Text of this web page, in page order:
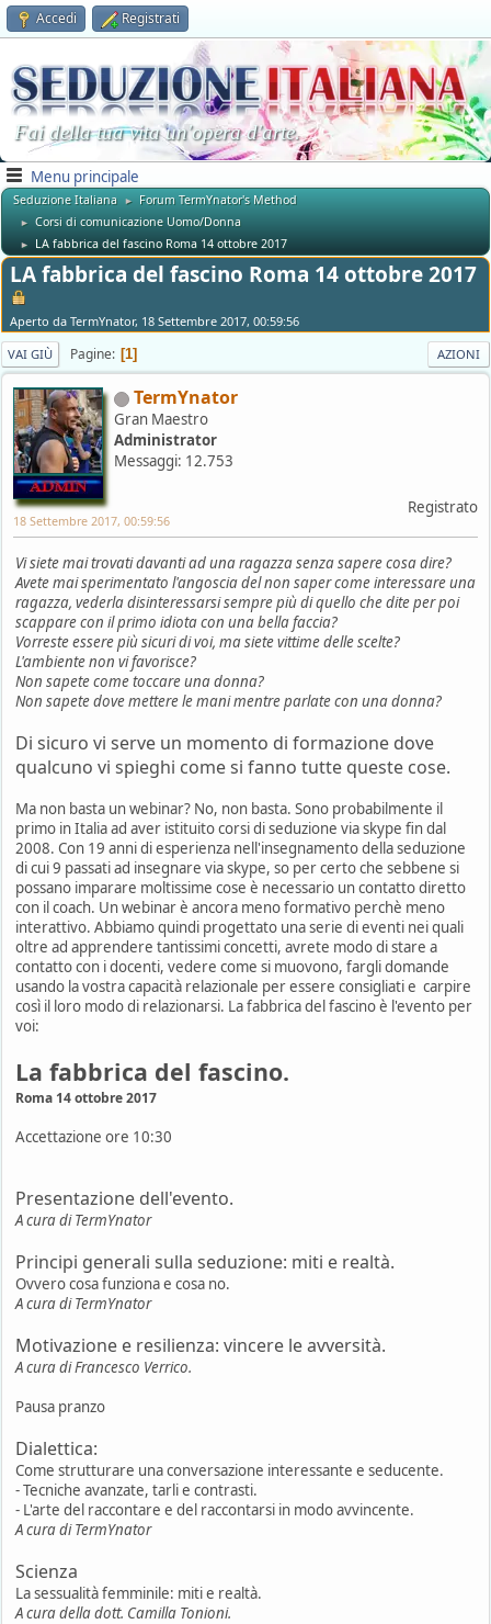
Accedi Registrati
Fai della tua vita un'opera d'arte.
Menu principale
Seduzione Italiana ► Forum TermYnator's Method
► Corsi di comunicazione Uomo/Donna
► LA fabbrica del fascino Roma 14 ottobre 2017
LA fabbrica del fascino Roma 14 ottobre 2017
Aperto da TermYnator, 18 Settembre 2017, 00:59:56
VAI GIÙ
Pagine 1 AZIONI
TermYnator
Gran Maestro
Administrator
Messaggi: 12.753
Registrato
18 Settembre 2017, 00:59:56
Vi siete mai trovati davanti ad una ragazza senza sapere cosa dire?
Avete mai sperimentato l'angoscia del non saper come interessare una
ragazza, vederla disinteressarsi sempre più di quello che dite per poi
scappare con il primo idiota con una bella faccia?
Vorreste essere più sicuri di voi, ma siete vittime delle scelte?
L'ambiente non vi favorisce?
Non sapete come toccare una donna?
Non sapete dove mettere le mani mentre parlate con una donna?
Di sicuro vi serve un momento di formazione dove
qualcuno vi spieghi come si fanno tutte queste cose.
Ma non basta un webinar? No, non basta. Sono probabilmente il
primo in Italia ad aver istituito corsi di seduzione via skype fin dal
2008. Con 19 anni di esperienza nell'insegnamento della seduzione
di cui 9 passati ad insegnare via skype, so per certo che sebbene si
possano imparare moltissime cose è necessario un contatto diretto
con il coach. Un webinar è ancora meno formativo perchè meno
interattivo. Abbiamo quindi progettato una serie di eventi nei quali
oltre ad apprendere tantissimi concetti, avrete modo di stare a
contatto con i docenti, vedere come si muovono, fargli domande
usando la vostra capacità relazionale per essere consigliati e carpire
così il loro modo di relazionarsi. La fabbrica del fascino è l'evento per
voi:
La fabbrica del fascino.
Roma 14 ottobre 2017
Accettazione ore 10:30
Presentazione dell'evento.
A cura di TermYnator
Principi generali sulla seduzione: miti e realtà.
Ovvero cosa funziona e cosa no.
A cura di TermYnator
Motivazione e resilienza: vincere le avversità.
A cura di Francesco Verrico.
Pausa pranzo
Dialettica:
Come strutturare una conversazione interessante e seducente.
- Tecniche avanzate, tarli e contrasti.
- L'arte del raccontare e del raccontarsi in modo avvincente.
A cura di TermYnator
Scienza
La sessualità femminile: miti e realtà.
A cura della dott. Camilla Tonioni.